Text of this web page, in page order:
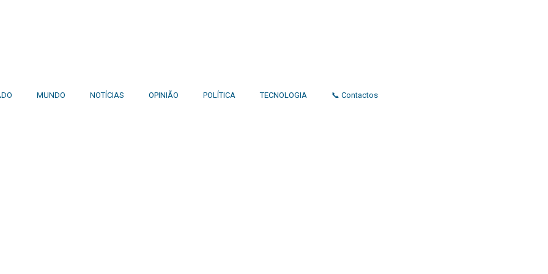
MUNDO NOTÍCIAS OPINIÃO POLÍTICA TECNOLOGIA 📞 Contactos